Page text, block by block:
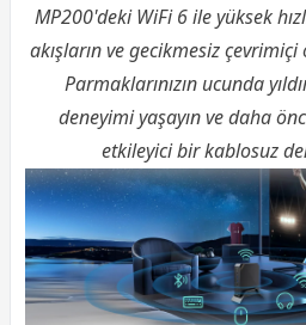
MP200'deki WiFi 6 ile yüksek
akışların ve gecikmesiz çevrimiçi
Parmaklarınızın ucunda
deneyimi yaşayın ve daha
etkileyici bir kablosuz